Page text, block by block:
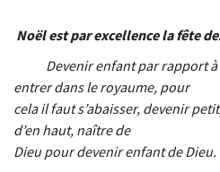
Noël est par excellence la fête
Devenir enfant par rapport à
entrer dans le royaume, pour
cela il faut s’abaisser, devenir
d’en haut, naître de
Dieu pour devenir enfant de Dieu.